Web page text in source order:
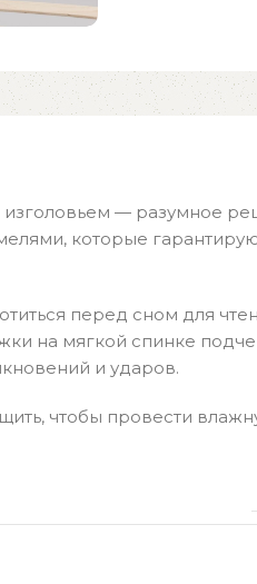
изголовьем — разумное
которые
перед сном для
на мягкой спинке
и ударов.
чтобы провести